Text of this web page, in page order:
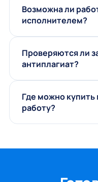
Возможна ли
исполнителем?
Проверяются ли
антиплагиат?
Где можно
работу?